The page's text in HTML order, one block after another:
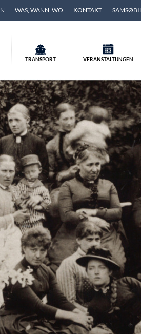
WAS, WANN, WO KONTAKT
TRANSPORT VERANSTALTUNGEN